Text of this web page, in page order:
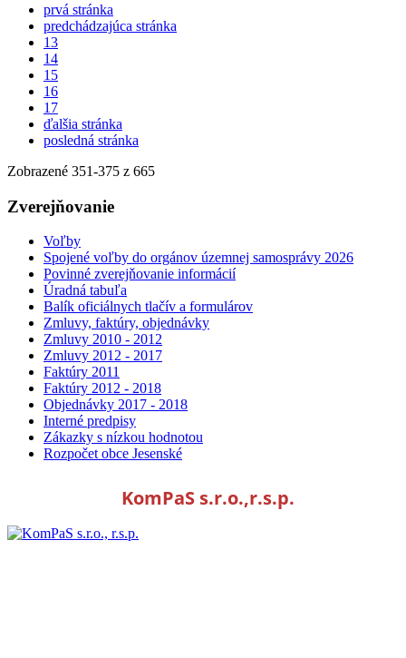
prvá stránka
predchádzajúca stránka
13
14
15
16
17
ďalšia stránka
posledná stránka
Zobrazené 351-375 z 665
Zverejňovanie
Voľby
Spojené voľby do orgánov územnej samosprávy 2026
Povinné zverejňovanie informácií
Úradná tabuľa
Balík oficiálnych tlačív a formulárov
Zmluvy, faktúry, objednávky
Zmluvy 2010 - 2012
Zmluvy 2012 - 2017
Faktúry 2011
Faktúry 2012 - 2018
Objednávky 2017 - 2018
Interné predpisy
Zákazky s nízkou hodnotou
Rozpočet obce Jesenské
KomPaS s.r.o.,r.s.p.